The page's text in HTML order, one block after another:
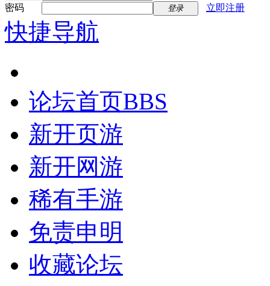
密码
登录 立即注册
快捷导航
论坛首页BBS
新开页游
新开网游
稀有手游
免责申明
收藏论坛